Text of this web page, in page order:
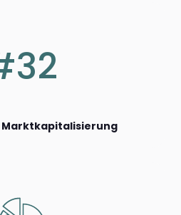
Marktkapitalisierung